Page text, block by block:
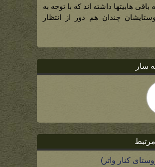
هابیتها داشته اند که با توجه به
چندان هم دور از انتظار
سار
کنار واتر)